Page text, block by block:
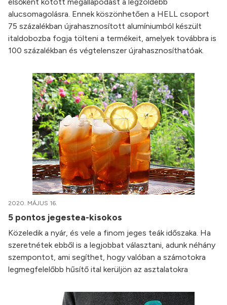
alucsomagolásra. Ennek köszönhetően a HELL csoport
75 százalékban újrahasznosított alumíniumból készült
italdobozba fogja tölteni a termékeit, amelyek továbbra is
100 százalékban és végtelenszer újrahasznosíthatóak.
2020. MÁJUS 16.
5 pontos jegestea-kisokos
Közeledik a nyár, és vele a finom jeges teák időszaka. Ha
szeretnétek ebből is a legjobbat választani, adunk néhány
szempontot, ami segíthet, hogy valóban a számotokra
legmegfelelőbb hűsítő ital kerüljön az asztalatokra